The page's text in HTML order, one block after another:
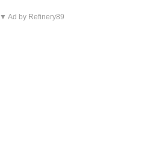
▼ Ad by Refinery89